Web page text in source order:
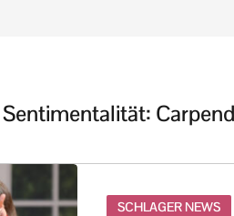
SCHLAGER NEWS